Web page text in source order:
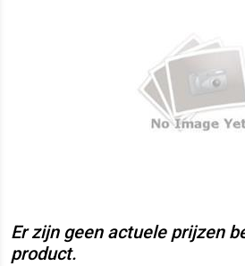
Er zijn geen actuele prijzen
product.